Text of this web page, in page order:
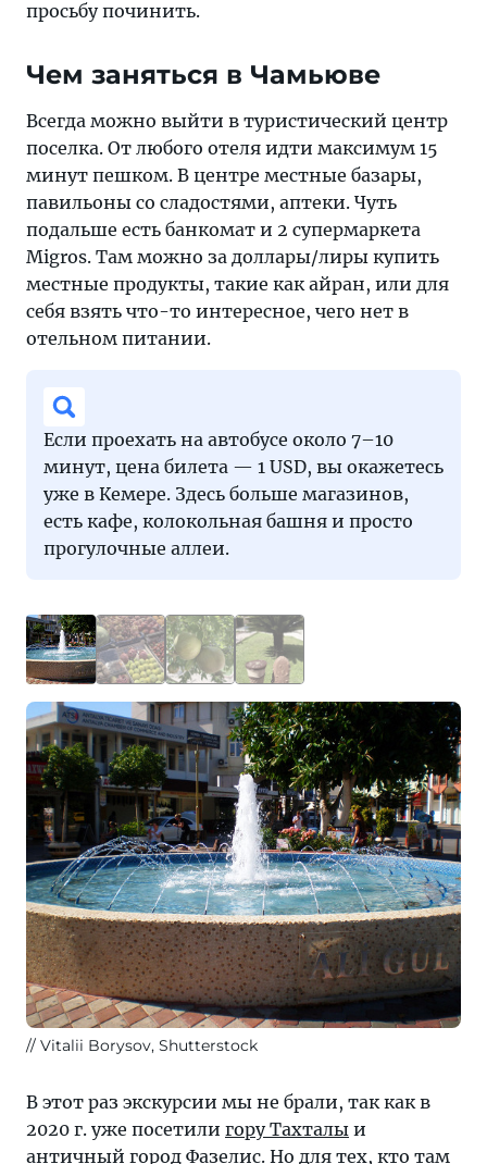
просьбу починить.
Чем заняться в Чамьюве
Всегда можно выйти в туристический центр
поселка. От любого отеля идти максимум 15
минут пешком. В центре местные базары,
павильоны со сладостями, аптеки. Чуть
подальше есть банкомат и 2 супермаркета
Migros. Там можно за доллары/лиры купить
местные продукты, такие как айран, или для
себя взять что-то интересное, чего нет в
отельном питании.
Если проехать на автобусе около 7–10
минут, цена билета — 1 USD, вы окажетесь
уже в Кемере. Здесь больше магазинов,
есть кафе, колокольная башня и просто
прогулочные аллеи.
Vitalii Borysov, Shutterstock
В этот раз экскурсии мы не брали, так как в
2020 г. уже посетили гору Тахталы и
античный город Фазелис. Но для тех, кто там